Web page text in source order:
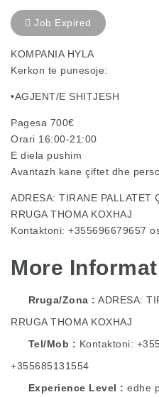
Job Expired
KOMPANIA HYLA
Kerkon te punesoje:
•AGJENT/E SHITJESH
Pagesa 700€
Orari 16:00-21:00
E diela pushim
Avantazh kane çiftet dhe
ADRESA: TIRANE PALLATET
RRUGA THOMA KOXHAJ
Kontaktoni: +355696679657
More
Rruga/Zona
ADRESA:
RRUGA THOMA KOXHAJ
Tel/Mob
Kontaktoni:
+355685131554
Experience Level
edhe